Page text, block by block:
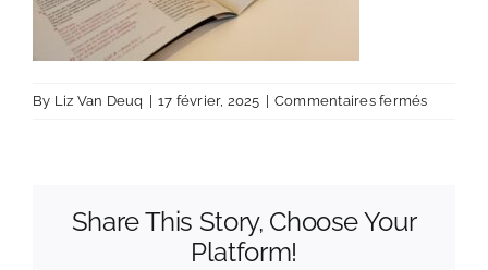
By Liz Van Deuq 17 février, 2025 Commentaires ferméssur
Share This Story, Choose Your
Platform!